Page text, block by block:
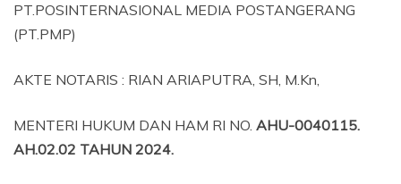
PT.POSINTERNASIONAL MEDIA POSTANGERANG
(PT.PMP)
AKTE NOTARIS : RIAN ARIAPUTRA, SH, M.Kn,
MENTERI HUKUM DAN HAM RI NO. AHU-0040115.
AH.02.02 TAHUN 2024.